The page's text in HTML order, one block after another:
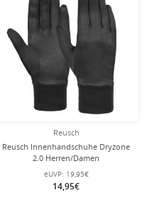
Reusch
Reusch Innenhandschuhe Dryzone
2.0 Herren/Damen
eUVP: 19,95€
14,95€